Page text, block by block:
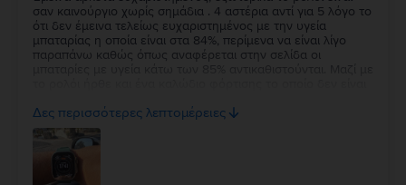
σαν καινούργιο χωρίς σημάδια . 4 αστέρια αντί για 5 λόγο το
ότι δεν έμεινα τελείως ευχαριστημένος με την υγεία
μπαταρίας η οποία είναι στα 84%, περίμενα να είναι λίγο
παραπάνω καθώς όπως αναφέρεται στην σελίδα οι
δεν μπορώ να έχω παράπονο.
Δες περισσότερες λεπτομέρειες